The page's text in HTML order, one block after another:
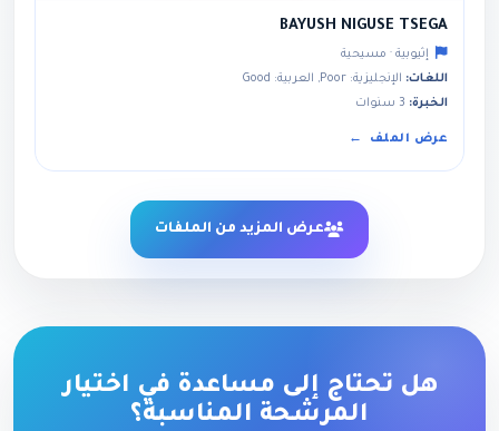
BAYUSH NIGUSE TSEGA
إثيوبية · مسيحية
اللغات: الإنجليزية: Poor, العربية: Good
الخبرة:
عرض الملف
عرض المزيد من الملفات
هل تحتاج إلى مساعدة في اختيار
المرشحة المناسبة؟